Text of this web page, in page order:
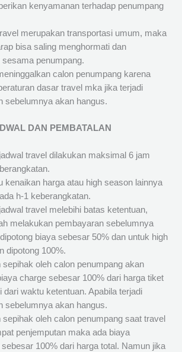
kenyamanan terhadap penumpang
merupakan transportasi umum, maka
bisa saling menghormati dan
sesama penumpang.
calon penumpang karena
dasar travel mka jika terjadi
sebelumnya akan hangus.
DAN PEMBATALAN
travel dilakukan maksimal 6 jam
kenaikan harga atau high season lainnya
h-1 keberangkatan.
travel melebihi batas ketentuan,
melakukan pembayaran sebelumnya
biaya sebesar 50% dan untuk high
dipotong 100%.
sepihak oleh calon penumpang akan
charge sebesar 100% dari harga tiket
dari waktu ketentuan. Apabila terjadi
sebelumnya akan hangus.
sepihak oleh calon penumpang saat travel
penjemputan maka ada biaya
100% dari harga total. Namun jika